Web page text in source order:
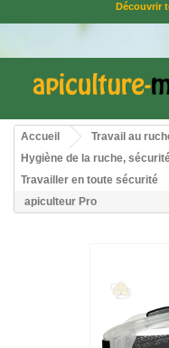
Découvrir
Accueil
Travail au
Hygiène de la ruche,
Travailler en toute sécurité
apiculteur Pro